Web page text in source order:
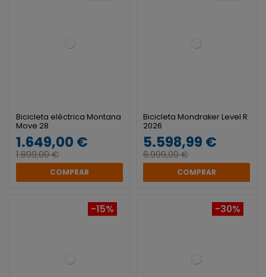
Bicicleta eléctrica Montana
Move 28
1.649,00 €
1.899,00 €
COMPRAR
Bicicleta Mondraker Level R
2026
5.598,99 €
6.999,00 €
COMPRAR
-15% -30%